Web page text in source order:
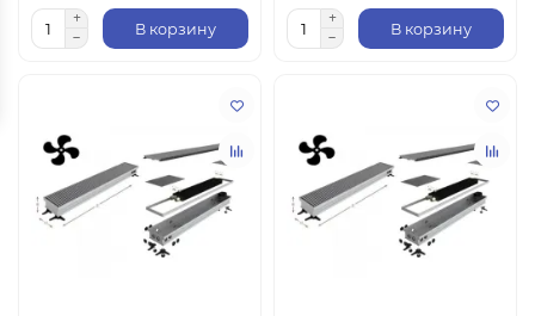
В корзину В корзину